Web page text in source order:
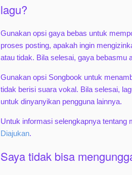
lagu?
Gunakan opsi gaya bebas untuk
proses posting, apakah ingin
atau tidak. Bila selesai, gaya bebasmu
Gunakan opsi Songbook untuk
tidak berisi suara vokal. Bila selesai,
untuk dinyanyikan pengguna lainnya.
Untuk informasi selengkapnya tentang
Diajukan.
Saya tidak bisa